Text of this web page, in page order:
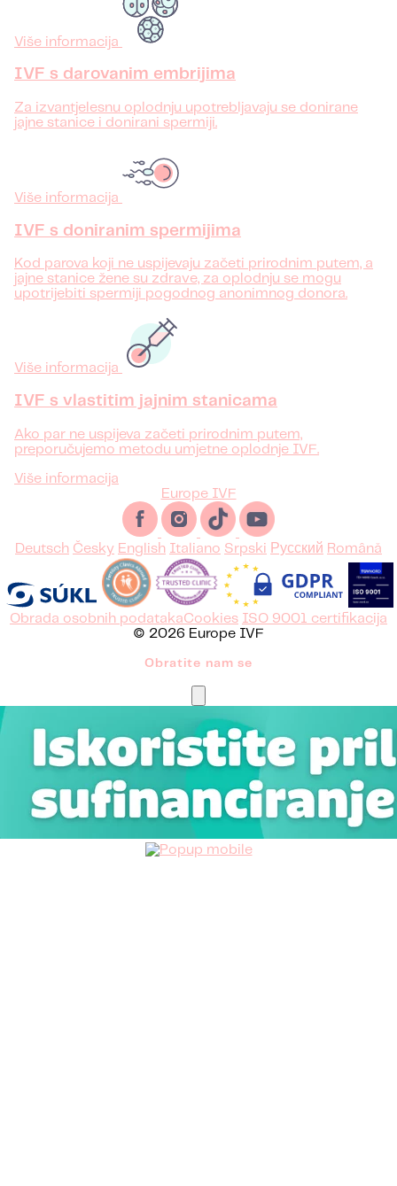
Više informacija
IVF s darovanim embrijima
Za izvantjelesnu oplodnju upotrebljavaju se donirane
jajne stanice i donirani spermiji.
Više informacija
IVF s doniranim spermijima
Kod parova koji ne uspijevaju začeti prirodnim putem, a
jajne stanice žene su zdrave, za oplodnju se mogu
upotrijebiti spermiji pogodnog anonimnog donora.
Više informacija
IVF s vlastitim jajnim stanicama
Ako par ne uspijeva začeti prirodnim putem,
preporučujemo metodu umjetne oplodnje IVF.
Više informacija
Europe IVF
Deutsch Česky English Italiano Srpski Русский Română
Obrada osobnih podatakaCookies
ISO 9001 certifikacija
© 2026 Europe IVF
Obratite nam se